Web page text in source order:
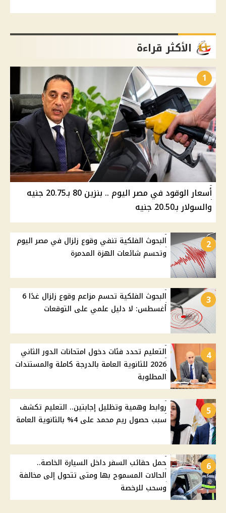
الأكثر قراءة
1
أسعار الوقود في مصر اليوم .. بنزين 80 بـ20.75 جنيه
والسولار بـ20.50 جنيه
2
البحوث الفلكية تنفي وقوع زلزال في مصر اليوم
وتحسم شائعات الهزة المدمرة
3
البحوث الفلكية تحسم مزاعم وقوع زلزال غدًا 6
أغسطس: لا دليل علمي على التوقعات
4
التعليم تحدد فئات دخول امتحانات الدور الثاني
2026 للثانوية العامة بالدرجة كاملة والمستندات
المطلوبة
5
روابط وهمية وتظليل إجابتين.. التعليم تكشف
سبب حصول ريم محمد على 4% بالثانوية العامة
6
حمل حقائب السفر داخل السيارة الخاصة..
الحالات المسموح بها ومتى تتحول إلى مخالفة
وسحب للرخصة